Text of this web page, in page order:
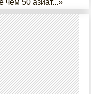
чем 50 азиат...»